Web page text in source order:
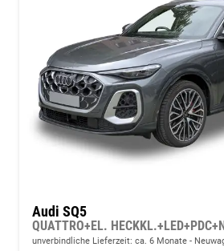
Audi SQ5
QUATTRO+EL.
unverbindliche Lieferzeit: ca. 6 Monate